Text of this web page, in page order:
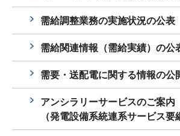
需給調整業務の実施状況の公表
需給関連情報（需給実績）の公
需要・送配電に関する情報の公
アンシラリーサービスのご案内
（発電設備系統連系サービス要